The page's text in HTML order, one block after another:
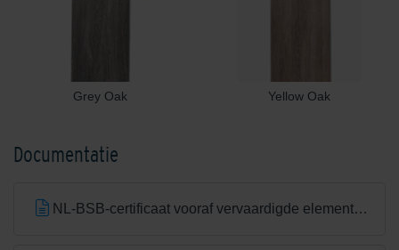
Grey Oak Yellow Oak
Documentatie
NL-BSB-certificaat vooraf vervaardigde elementen van beton